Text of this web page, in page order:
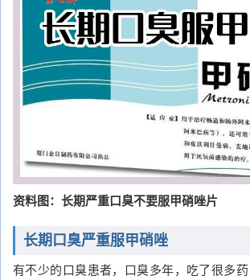
资料图：长期严重口臭不要服甲硝唑片
长期口臭严重服甲硝唑
有不少的口臭患者，口臭多年，吃了很多药